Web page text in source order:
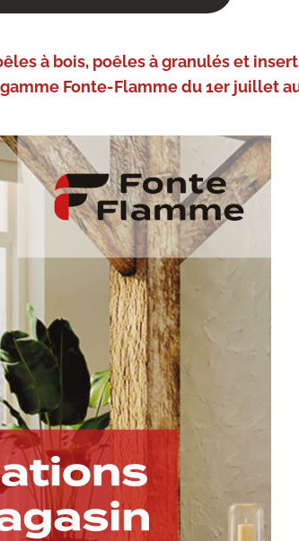
à bois, poêles à granulés et
Fonte-Flamme du 1er juillet